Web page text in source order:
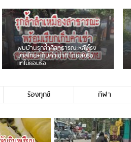
หนุ่มเจียงฮายจ่ม พบถังน้ำดื่มตก
กลางถนน รถเครื่องหลบไม่ทันล้ม
บาดเจ็บ
ร้องทุกข์ กีฬา